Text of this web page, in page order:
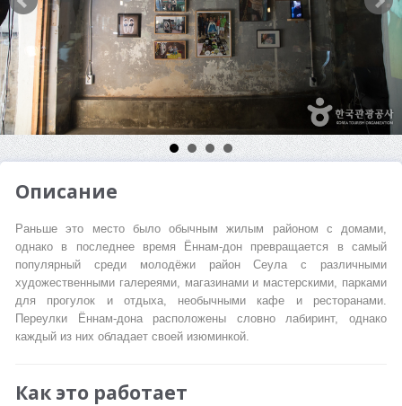
Описание
Раньше это место было обычным жилым районом с домами,
однако в последнее время Ённам-дон превращается в самый
популярный среди молодёжи район Сеула с различными
художественными галереями, магазинами и мастерскими, парками
для прогулок и отдыха, необычными кафе и ресторанами.
Переулки Ённам-дона расположены словно лабиринт, однако
каждый из них обладает своей изюминкой.
Как это работает